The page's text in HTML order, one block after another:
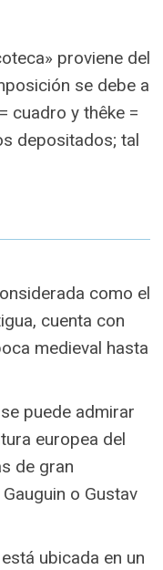
proviene del
se debe a
cuadro y thêke =
depositados; tal
como el
cuenta con
medieval hasta
se puede admirar
europea del
de gran
Gauguin o Gustav
ubicada en un